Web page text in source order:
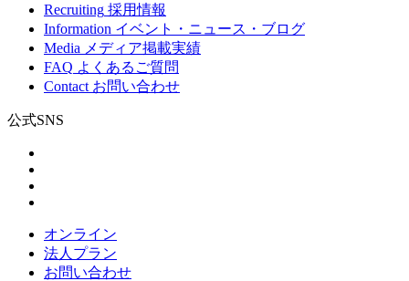
Recruiting 採用情報
Information イベント・ニュース・ブログ
Media メディア掲載実績
FAQ よくあるご質問
Contact お問い合わせ
公式SNS
オンライン
法人プラン
お問い合わせ